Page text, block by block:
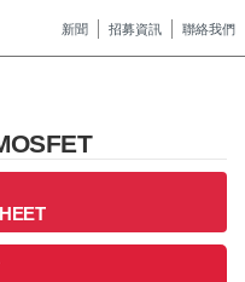
新聞 招募資訊 聯絡我們